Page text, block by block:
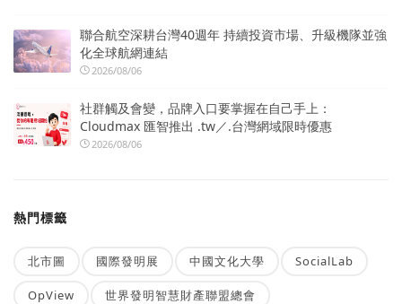
聯合航空深耕台灣40週年 持續投資市場、升級機隊並強
化全球航網連結
2026/08/06
社群觸及會變，品牌入口要掌握在自己手上：
Cloudmax 匯智推出 .tw／.台灣網域限時優惠
2026/08/06
熱門標籤
北市圖 國際發明展 中國文化大學 SocialLab
OpView 世界發明智慧財產聯盟總會